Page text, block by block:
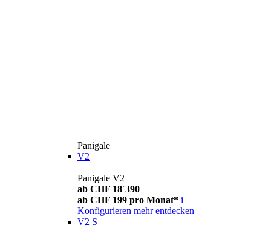
Panigale
V2
Panigale V2
ab CHF 18´390
ab CHF 199 pro Monat* i
Konfigurieren mehr entdecken
V2 S